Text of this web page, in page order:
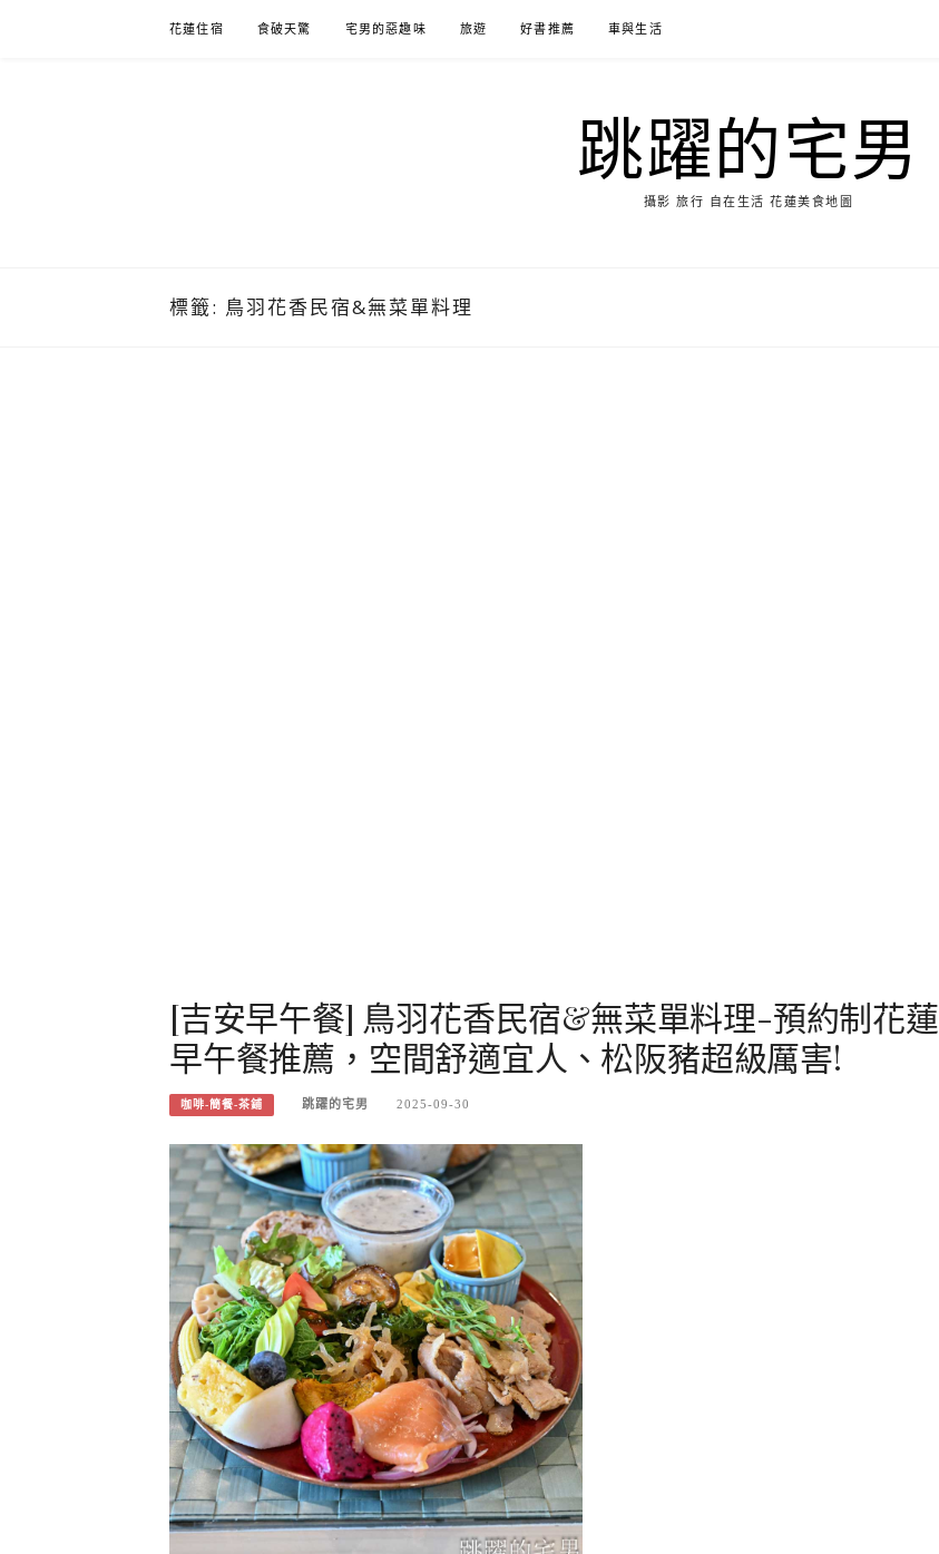
花蓮住宿 食破天驚 宅男的惡趣味 旅遊 好書推薦 車與生活
跳躍的宅男
攝影 旅行 自在生活 花蓮美食地圖
標籤: 鳥羽花香民宿&無菜單料理
[吉安早午餐] 鳥羽花香民宿&無菜單料理-預約制花蓮
早午餐推薦，空間舒適宜人、松阪豬超級厲害!
咖啡-簡餐-茶鋪 跳躍的宅男 2025-09-30